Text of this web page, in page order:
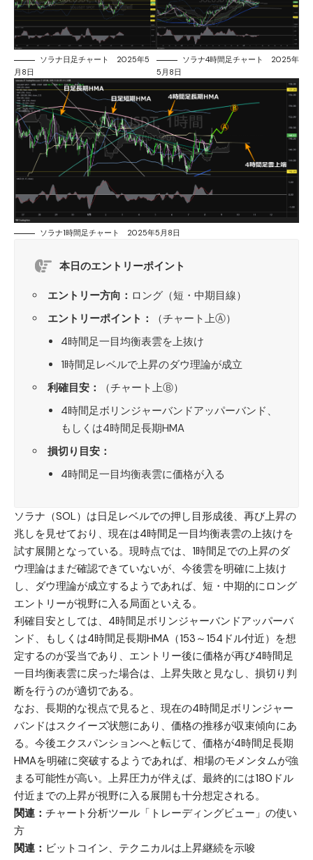
ソラナ日足チャート 2025年5
月8日
ソラナ4時間足チャート 2025年
5月8日
ソラナ1時間足チャート 2025年5月8日
本日のエントリーポイント
エントリー方向： ロング（短・中期目線）
エントリーポイント：
（チャート上Ⓐ）
4時間足一目均衡表雲を上抜け
1時間足レベルで上昇のダウ理論が成立
利確目安：
（チャート上Ⓑ）
4時間足ボリンジャーバンドアッパーバンド、
もしくは4時間足長期HMA
損切り目安：
4時間足一目均衡表雲に価格が入る
ソラナ（SOL） は日足レベルでの押し目形成後、再び上昇の
兆しを見せており、現在は4時間足一目均衡表雲の上抜けを
試す展開となっている。現時点では、1時間足での上昇のダ
ウ理論はまだ確認できていないが、今後雲を明確に上抜け
し、ダウ理論が成立するようであれば、短・中期的にロング
エントリーが視野に入る局面といえる。
利確目安としては、4時間足ボリンジャーバンドアッパーバ
ンド、もしくは4時間足長期HMA（153～154ドル付近）を想
定するのが妥当であり、エントリー後に価格が再び4時間足
一目均衡表雲に戻った場合は、上昇失敗と見なし、損切り判
断を行うのが適切である。
なお、長期的な視点で見ると、現在の4時間足ボリンジャー
バンドはスクイーズ状態にあり、価格の推移が収束傾向にあ
る。今後エクスパンションへと転じて、価格が4時間足長期
HMAを明確に突破するようであれば、相場のモメンタムが強
まる可能性が高い。上昇圧力が伴えば、最終的には180ドル
付近までの上昇が視野に入る展開も十分想定される。
関連： チャート分析ツール「トレーディングビュー」の使い
方
関連： ビットコイン、テクニカルは上昇継続を示唆